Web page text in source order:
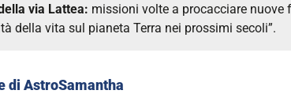
via Lattea: missioni volte a procacciare nuove
della vita sul pianeta Terra nei prossimi secoli”.
di AstroSamantha